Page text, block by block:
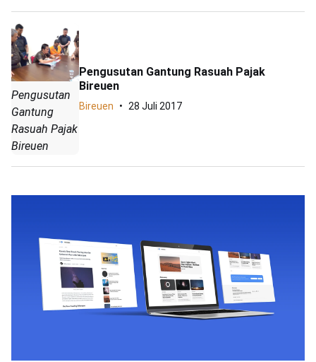
Pengusutan
Gantung
Rasuah Pajak
Bireuen
Pengusutan Gantung Rasuah Pajak
Bireuen
Bireuen 28 Juli 2017